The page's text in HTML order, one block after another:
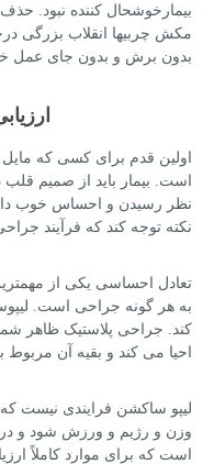
بیمارخوشحال کننده نبود.
مکش چربیها انقلاب بزرگی
بدون برش و بدون جای عمل
اولین قدم برای کسی که
است. بیمار باید از صمیم
نظر رسیدن و احساس خوب
نکته توجه کند که فرآیند
تعادل احساسی یکی از
به هر گونه جراحی است.
کند. جراحی پلاستیک ظاهر
احیا می کند و بقیه آن
لیپو ساکشن فرایندی نیست
وزن و رژیم و ورزش شود و
است که برای موارد کاملاً